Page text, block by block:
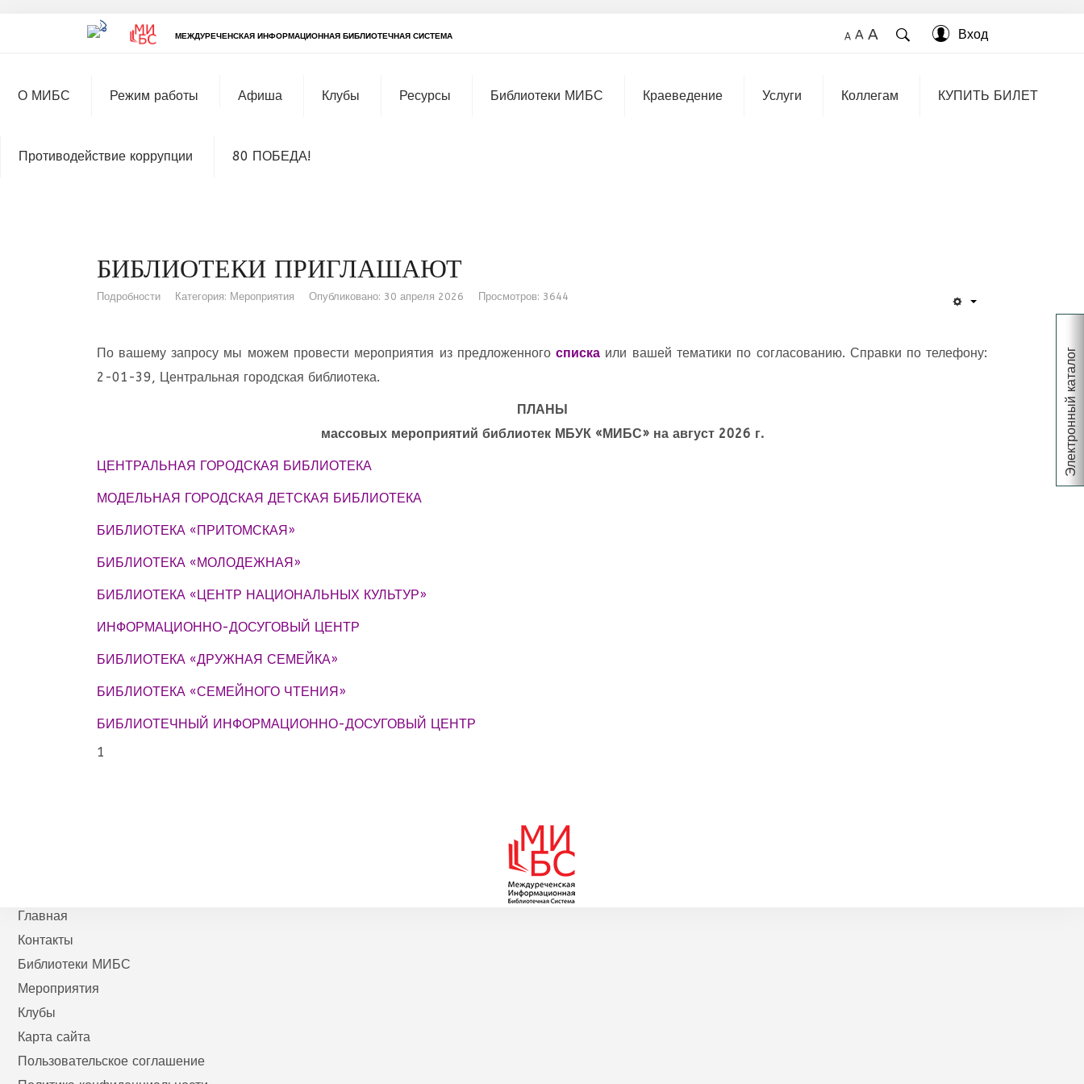
Электронный каталог
МЕЖДУРЕЧЕНСКАЯ ИНФОРМАЦИОННАЯ БИБЛИОТЕЧНАЯ СИСТЕМА Вход
A A A
О МИБС Режим работы Афиша Клубы Ресурсы Библиотеки МИБС Краеведение Услуги Коллегам КУПИТЬ БИЛЕТ
Противодействие коррупции 80 ПОБЕДА!
БИБЛИОТЕКИ ПРИГЛАШАЮТ
Подробности Категория: Мероприятия Опубликовано: 30 апреля 2026 Просмотров: 3644
По вашему запросу мы можем провести мероприятия из предложенногосписка или вашей тематики по согласованию. Справки по телефону:
2-01-39, Центральная городская библиотека.
ПЛАНЫ
массовых мероприятий библиотек МБУК «МИБС»на август 2026 г.
ЦЕНТРАЛЬНАЯ ГОРОДСКАЯ БИБЛИОТЕКА
МОДЕЛЬНАЯ ГОРОДСКАЯ ДЕТСКАЯ БИБЛИОТЕКА
БИБЛИОТЕКА «ПРИТОМСКАЯ»
БИБЛИОТЕКА «МОЛОДЕЖНАЯ»
БИБЛИОТЕКА «ЦЕНТР НАЦИОНАЛЬНЫХ КУЛЬТУР»
ИНФОРМАЦИОННО-ДОСУГОВЫЙ ЦЕНТР
БИБЛИОТЕКА «ДРУЖНАЯ СЕМЕЙКА»
БИБЛИОТЕКА «СЕМЕЙНОГО ЧТЕНИЯ»
БИБЛИОТЕЧНЫЙ ИНФОРМАЦИОННО-ДОСУГОВЫЙ ЦЕНТР
1
Главная
Контакты
Библиотеки МИБС
Мероприятия
Клубы
Карта сайта
Пользовательское соглашение